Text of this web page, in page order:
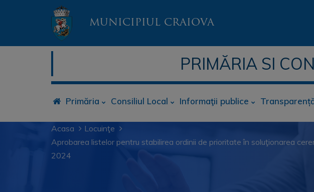
MUNICIPIUL CRAIOVA
PRIMĂRIA SI
Primăria Consiliul Local Informaţii publice
Acasa
Locuinţe
Aprobarea listelor pentru stabilirea ordinii de prioritate în soluţionarea
2024